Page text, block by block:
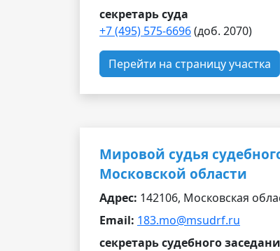
секретарь суда
+7 (495) 575-6696(доб. 2070)
Перейти на страницу участка
Мировой судья
Московской области
Адрес: 142106, Московская
Email: 183.mo@msudrf.ru
секретарь судебного